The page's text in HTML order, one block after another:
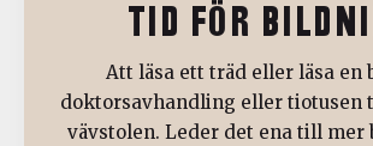
TID FÖR
Att läsa ett träd eller läsa en
doktorsavhandling eller
vävstolen. Leder det ena till mer